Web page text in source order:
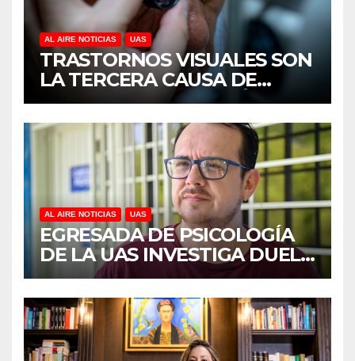
AL AIRE NOTICIAS UAS
TRASTORNOS VISUALES SON
LA TERCERA CAUSA DE
DISCAPACIDAD EN MÉXICO,
REVELA ESTUDIO DEL
CIDOCS DE LA UAS
AL AIRE NOTICIAS UAS
EGRESADA DE PSICOLOGÍA
DE LA UAS INVESTIGA DUELO
ANTICIPADO Y SOBRECARGA
EN CUIDADORES DE
ADULTOS MAYORES